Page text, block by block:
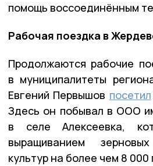
помощь воссоединённым
Рабочая поездка в
Продолжаются рабочие
в муниципалитеты
Евгений Первышов посетил
Здесь он побывал в ООО
в селе Алексеевка,
выращиванием
культур на более чем 8 000